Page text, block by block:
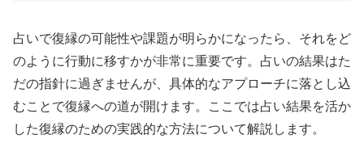
占いで復縁の可能性や課題が明らかになったら、それをど
のように行動に移すかが非常に重要です。占いの結果はた
だの指針に過ぎませんが、具体的なアプローチに落とし込
むことで復縁への道が開けます。ここでは占い結果を活か
した復縁のための実践的な方法について解説します。